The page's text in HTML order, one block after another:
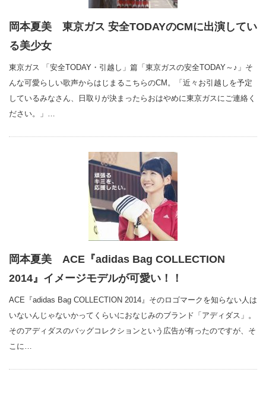
岡本夏美 東京ガス 安全TODAYのCMに出演してい
る美少女
東京ガス 「安全TODAY・引越し」篇「東京ガスの安全TODAY～♪」そ
んな可愛らしい歌声からはじまるこちらのCM。「近々お引越しを予定
しているみなさん、日取りが決まったらおはやめに東京ガスにご連絡く
ださい。」…
岡本夏美 ACE『adidas Bag COLLECTION
2014』イメージモデルが可愛い！！
ACE『adidas Bag COLLECTION 2014』そのロゴマークを知らない人は
いないんじゃないかってくらいにおなじみのブランド「アディダス」。
そのアディダスのバッグコレクションという広告が有ったのですが、そ
こに…